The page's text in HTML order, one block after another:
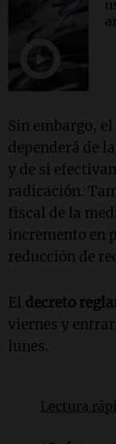
Sin embargo,
dependerá de
y de si
radicación.
fiscal de la
incremento en
reducción de
El decreto
viernes y
lunes.
Lectura